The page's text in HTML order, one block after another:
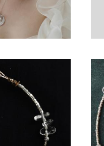
работы "Sonzai"